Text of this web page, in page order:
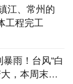
江、常州的
工程完工
雨！台风“白
，本周末开